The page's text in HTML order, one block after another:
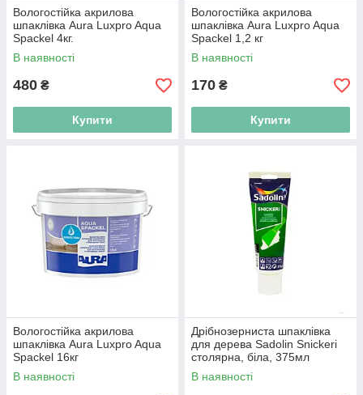
Вологостійка акрилова
шпаклівка Aura Luxpro Aqua
Spackel 4кг.
В наявності
480 ₴
Купити
Вологостійка акрилова
шпаклівка Aura Luxpro Aqua
Spackel 1,2 кг
В наявності
170 ₴
Купити
Вологостійка акрилова
шпаклівка Aura Luxpro Aqua
Spackel 16кг
В наявності
Дрібнозерниста шпаклівка
для дерева Sadolin Snickeri
столярна, біла, 375мл
В наявності